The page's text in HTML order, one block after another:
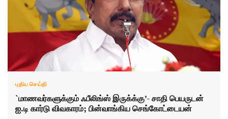
புதிய செய்தி
`மாணவர்களுக்கும் ஃபீலிங்ஸ் இருக்க்கு’- சாதி பெயருடன்
ஐ.டி கார்டு விவகாரம்; பின்வாங்கிய செங்கோட்டையன்